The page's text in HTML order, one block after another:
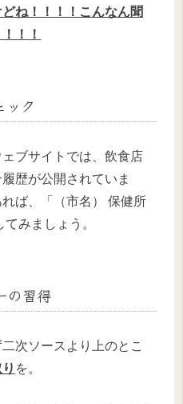
ね！！！！こんなん聞
！！
ック
ブサイトでは、飲食店
歴が公開されていま
ば、「（市名） 保健所
みましょう。
の習得
次ソースより上のとこ
を。